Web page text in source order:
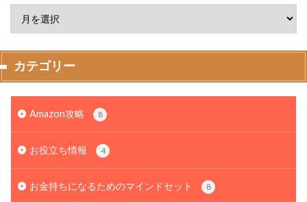
カテゴリー
Amazon攻略 8
お役立ち情報 4
お金持ちになるためのマインドセット 8